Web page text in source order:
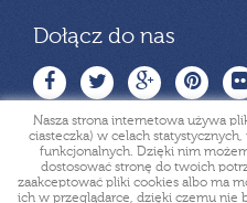
Dołącz do nas
Nasza strona internetowa używa
ciasteczka) w celach
funkcjonalnych. Dzięki nim
dostosować stronę do twoich
zaakceptować pliki cookies albo ma
ich w przeglądarce, dzięki czemu nie